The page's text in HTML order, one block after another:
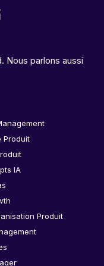
Nous parlons aussi
Produit
IA
Produit